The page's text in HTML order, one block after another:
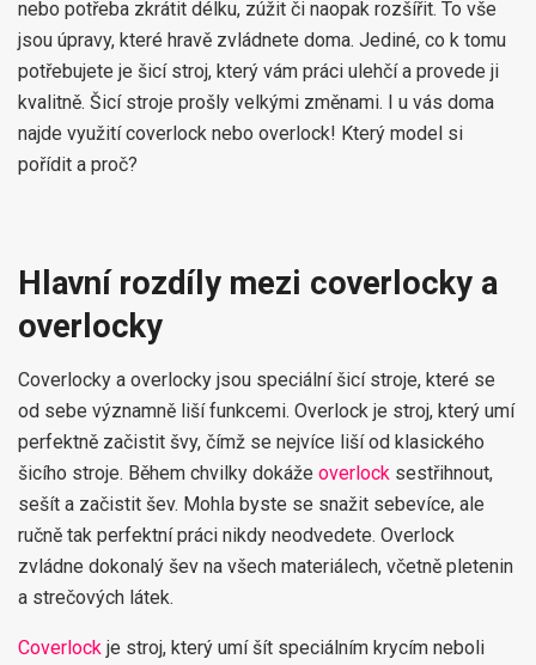
nebo potřeba zkrátit délku, zúžit či naopak rozšířit. To vše
jsou úpravy, které hravě zvládnete doma. Jediné, co k tomu
potřebujete je šicí stroj, který vám práci ulehčí a provede ji
kvalitně. Šicí stroje prošly velkými změnami. I u vás doma
najde využití coverlock nebo overlock! Který model si
pořídit a proč?
Hlavní rozdíly mezi coverlocky a
overlocky
Coverlocky a overlocky jsou speciální šicí stroje, které se
od sebe významně liší funkcemi. Overlock je stroj, který umí
perfektně začistit švy, čímž se nejvíce liší od klasického
šicího stroje. Během chvilky dokáže overlock sestřihnout,
sešít a začistit šev. Mohla byste se snažit sebevíce, ale
ručně tak perfektní práci nikdy neodvedete. Overlock
zvládne dokonalý šev na všech materiálech, včetně pletenin
a strečových látek.
Coverlock je stroj, který umí šít speciálním krycím neboli